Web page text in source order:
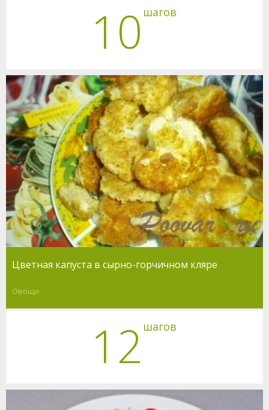
10 шагов
Цветная капуста в сырно-горчичном кляре
Овощи
12 шагов